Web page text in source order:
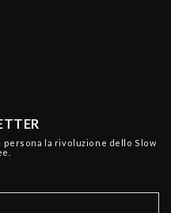
la rivoluzione dello Slow